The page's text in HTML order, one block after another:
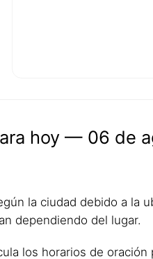
hoy — 06 de
la ciudad debido a la
dependiendo del lugar.
los horarios de